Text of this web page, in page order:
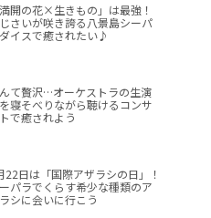
満開の花×生きもの」は最強！
さいが咲き誇る八景島シーパ
イスで癒されたい♪
て贅沢…オーケストラの生演
寝そべりながら聴けるコンサ
で癒されよう
22日は「国際アザラシの日」！
パラでくらす希少な種類のア
シに会いに行こう